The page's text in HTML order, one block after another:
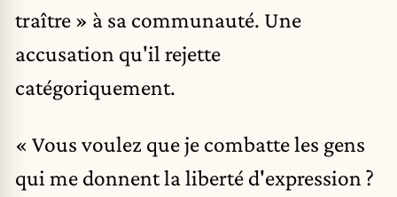
traître » à sa communauté. Une
accusation qu'il rejette
catégoriquement.
« Vous voulez que je combatte les gens
qui me donnent la liberté d'expression ?